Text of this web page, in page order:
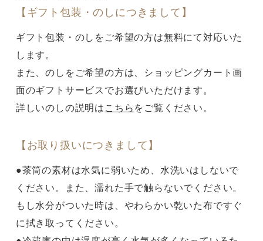
【ギフト包装・のしにつきまして】
ギフト包装・のしをご希望の方は無料にて対応いた
します。
また、のしをご希望の方は、ショッピングカート画
面のギフトサービスでお選びいただけます。
詳しいのしの説明は こちら をご覧ください。
【お取り扱いにつきまして】
●茶筒の素材は水気に弱いため、水洗いはしないで
ください。また、濡れた手で触らないでください。
もし水分がついた時は、やわらかい乾いた布ですぐ
に拭き取ってください。